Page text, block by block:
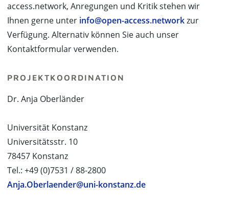
access.network, Anregungen und Kritik stehen wir
Ihnen gerne unter info@open-access.networkzur
Verfügung. Alternativ können Sie auch unser
Kontaktformular verwenden.
PROJEKTKOORDINATION
Dr. Anja Oberländer
Universität Konstanz
Universitätsstr. 10
78457 Konstanz
Tel.: +49 (0)7531 / 88-2800
Anja.Oberlaender@uni-konstanz.de